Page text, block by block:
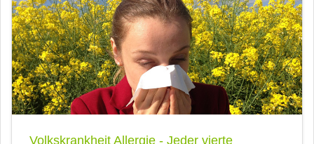
Volkskrankheit Allergie - Jeder vierte